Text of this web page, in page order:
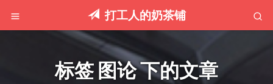
打工人的奶茶铺
标签 图论 下的文章